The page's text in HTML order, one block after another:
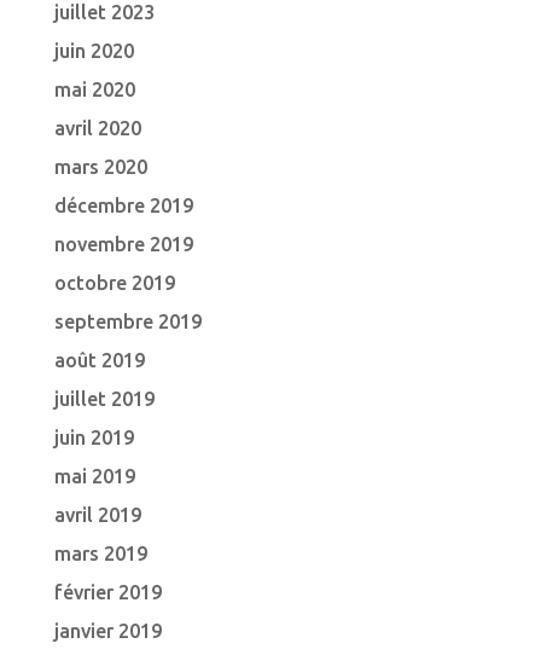
juillet 2023
juin 2020
mai 2020
avril 2020
mars 2020
décembre 2019
novembre 2019
octobre 2019
septembre 2019
août 2019
juillet 2019
juin 2019
mai 2019
avril 2019
mars 2019
février 2019
janvier 2019